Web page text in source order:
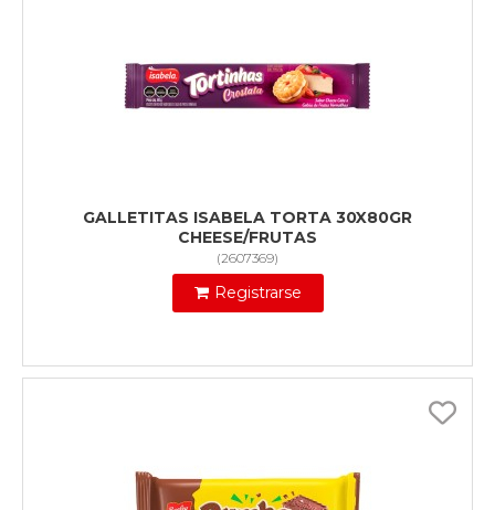
GALLETITAS ISABELA TORTA 30X80GR
CHEESE/FRUTAS
(2607369)
Registrarse